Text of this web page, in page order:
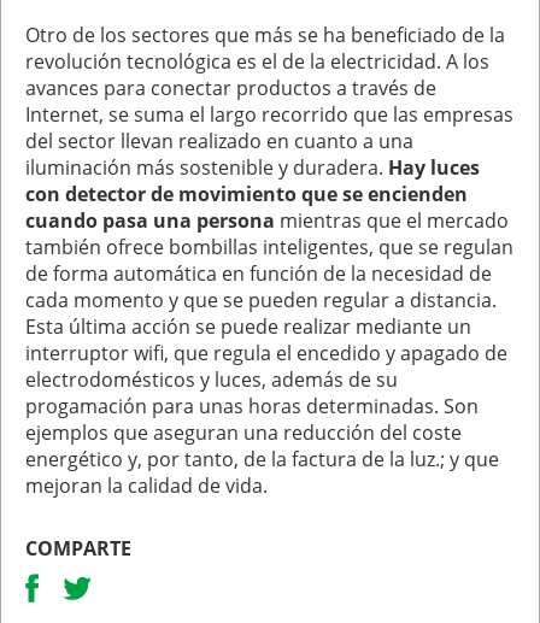
Otro de los sectores que más se ha beneficiado de la
revolución tecnológica es el de la electricidad. A los
avances para conectar productos a través de
Internet, se suma el largo recorrido que las empresas
del sector llevan realizado en cuanto a una
iluminación más sostenible y duradera. Hay luces
con detector de movimiento que se encienden
cuando pasa una persona mientras que el mercado
también ofrece bombillas inteligentes, que se regulan
de forma automática en función de la necesidad de
cada momento y que se pueden regular a distancia.
Esta última acción se puede realizar mediante un
interruptor wifi, que regula el encedido y apagado de
electrodomésticos y luces, además de su
progamación para unas horas determinadas. Son
ejemplos que aseguran una reducción del coste
energético y, por tanto, de la factura de la luz.; y que
mejoran la calidad de vida.
COMPARTE